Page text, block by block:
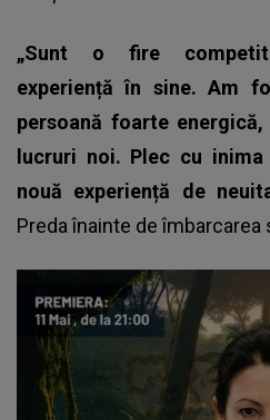
„Sunt o fire
experiență în sine. Am
persoană foarte
lucruri noi. Plec cu
nouă experiență de
Preda înainte de îmbarcarea